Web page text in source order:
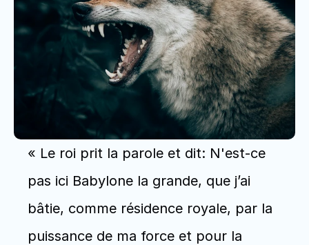
« Le roi prit la parole et dit: N'est-ce
pas ici Babylone la grande, que j’ai
bâtie, comme résidence royale, par la
puissance de ma force et pour la